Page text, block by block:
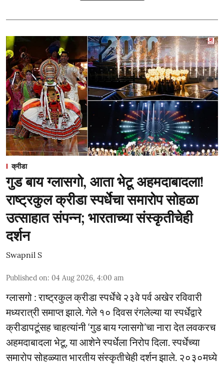
क्रीडा
गुड बाय ग्लासगो, आता भेटू अहमदाबादला!
राष्ट्रकुल क्रीडा स्पर्धेचा समारोप सोहळा
उत्साहात संपन्न; भारताच्या संस्कृतीचेही
दर्शन
Swapnil S
Published on: 04 Aug 2026, 4:00 am
ग्लासगो : राष्ट्रकुल क्रीडा स्पर्धेचे २३वे पर्व अखेर रविवारी
मध्यरात्री समाप्त झाले. गेले १० दिवस रंगलेल्या या स्पर्धेद्वारे
क्रीडापटूंसह चाहत्यांनी ‘गुड बाय ग्लासगो’चा नारा देत लवकरच
अहमदाबादला भेटू, या आशेने स्पर्धेला निरोप दिला. स्पर्धेच्या
समारोप सोहळ्यात भारतीय संस्कृतीचेही दर्शन झाले. २०३०मध्ये